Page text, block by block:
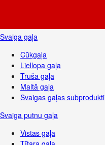
Svaiga gaļa
Cūkgaļa
Liellopa gaļa
Truša gaļa
Maltā gaļa
Svaigas gaļas subprodukti
Svaiga putnu gaļa
Vistas gaļa